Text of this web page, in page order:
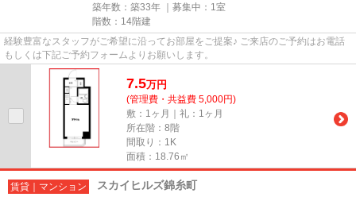
築年数：築33年 ｜募集中： 1室
階数：14階建
経験豊富なスタッフがご希望に沿ってお部屋をご提案♪ ご来店のご予約はお電話
もしくは下記ご予約フォームよりお願いします。
7.5万円
(管理費・共益費 5,000円)
敷：1ヶ月｜礼：1ヶ月
所在階：8階
間取り：1K
面積：18.76㎡
賃貸｜マンション スカイヒルズ錦糸町